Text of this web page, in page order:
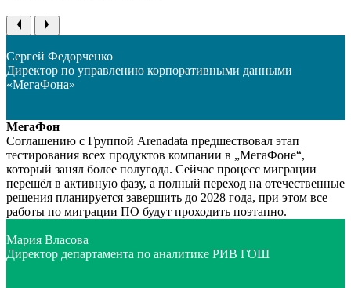
Сергей Федорченко
Директор по управлению корпоративными данными
«МегаФона»
МегаФон
Соглашению с Группой Arenadata предшествовал этап
тестирования всех продуктов компании в „МегаФоне“,
который занял более полугода. Сейчас процесс миграции
перешёл в активную фазу, а полный переход на отечественные
решения планируется завершить до 2028 года, при этом все
работы по миграции ПО будут проходить поэтапно.
Мария Власова
Директор департамента по аналитике РИВ ГОШ